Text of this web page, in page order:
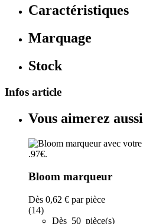
Caractéristiques
Marquage
Stock
Infos article
Vous aimerez aussi
Bloom marqueur
Dès 0,62 € par pièce
(14)
Dès 50 pièce(s)